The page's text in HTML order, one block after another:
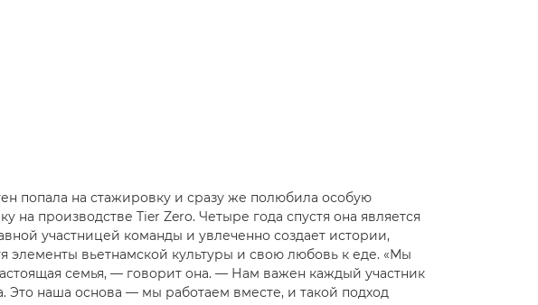
попала на стажировку и сразу же полюбила особую
на производстве Tier Zero. Четыре года спустя она является
участницей команды и увлеченно создает истории,
элементы вьетнамской культуры и свою любовь к еде. «Мы
семья, — говорит она. — Нам важен каждый участник
Это наша основа — мы работаем вместе, и такой подход